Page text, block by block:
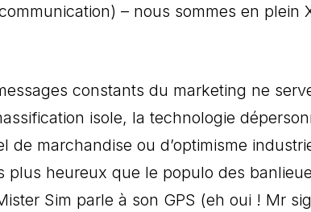
– nous sommes en plein
constants du marketing ne
isole, la technologie
marchandise ou d’optimisme
plus heureux que le populo des
Sim parle à son GPS (eh oui ! Mr